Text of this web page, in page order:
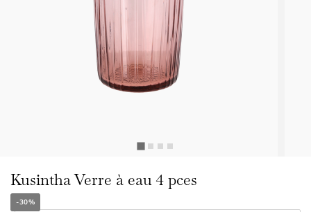
Kusintha Verre à eau 4 pces
-30%